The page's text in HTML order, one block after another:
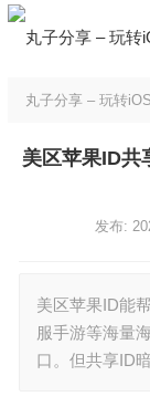
丸子分享 – 玩转
美区苹果ID共
发布:
美区苹果ID能
服手游等海量
口。但共享ID